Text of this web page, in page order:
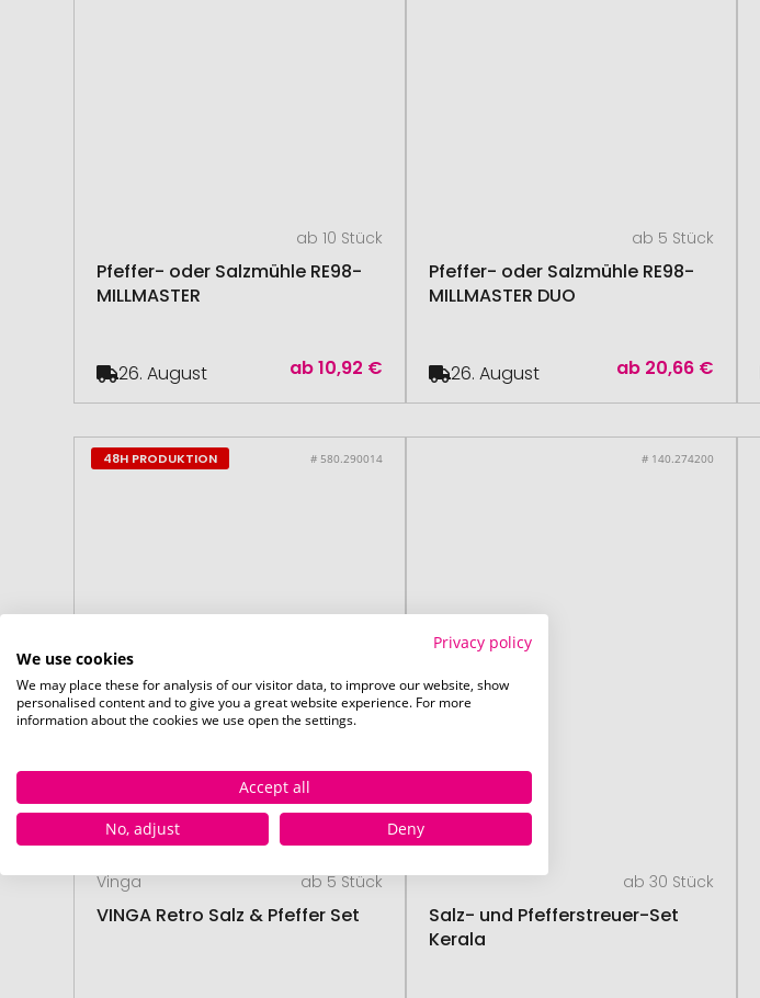
ab 10 Stück
Pfeffer- oder Salzmühle RE98-
MILLMASTER
ab10,92 €
26. August
ab 5 Stück
Pfeffer- oder Salzmühle RE98-
MILLMASTER DUO
ab 20,66 €
26. August
48H PRODUKTION # 580.290014
Vinga ab 5 Stück
VINGA Retro Salz & Pfeffer Set
# 140.274200
ab 30 Stück
Salz- und Pfefferstreuer-Set
Kerala
Privacy policy
We use cookies
We may place these for analysis of our visitor data, to improve our website, show
personalised content and to give you a great website experience. For more
information about the cookies we use open the settings.
Accept all
No, adjust
Deny